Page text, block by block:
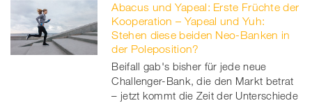
Abacus und Yapeal: Erste Früchte der
Kooperation – Yapeal und Yuh:
Stehen diese beiden Neo-Banken in
der Poleposition?
Beifall gab's bisher für jede neue
Challenger-Bank, die den Markt betrat
– jetzt kommt die Zeit der Unterschiede